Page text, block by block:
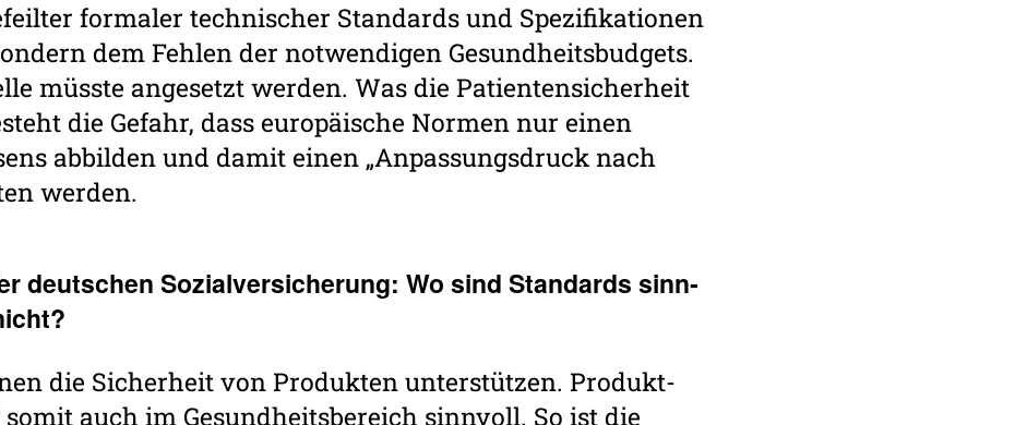
formaler technischer ­Standards und Spezifikationen
dem Fehlen der notwendigen Gesundheitsbudgets.
müsste angesetzt werden. Was die Patientensicherheit
die Gefahr, dass europäische Normen nur einen
abbilden und damit einen „Anpassungsdruck nach
werden.
deut­schen Sozial­versi­che­rung: Wo sind Stan­dards sinn­
die Sicherheit von Produkten unterstützen. Produkt­
auch im Gesundheitsbereich sinnvoll. So ist die